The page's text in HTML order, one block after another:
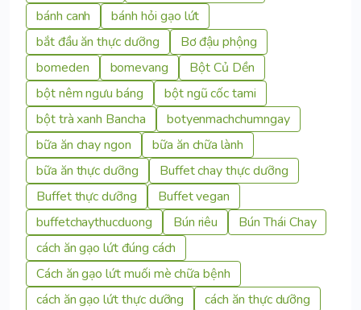
bánh canh
bánh hỏi gạo lứt
bắt đầu ăn thực dưỡng
Bơ đậu phộng
bomeden
bomevang
Bột Củ Dền
bột nêm ngưu báng
bột ngũ cốc tami
bột trà xanh Bancha
botyenmachchumngay
bữa ăn chay ngon
bữa ăn chữa lành
bữa ăn thực dưỡng
Buffet chay thực dưỡng
Buffet thực dưỡng
Buffet vegan
buffetchaythucduong
Bún riêu
Bún Thái Chay
cách ăn gạo lứt đúng cách
Cách ăn gạo lứt muối mè chữa bệnh
cách ăn gạo lứt thực dưỡng
cách ăn thực dưỡng